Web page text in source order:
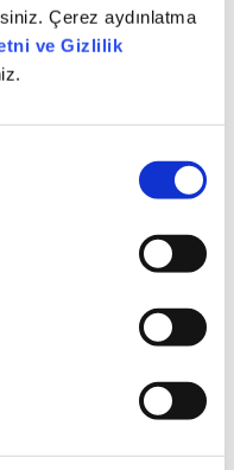
Çerez aydınlatma
ve Gizlilik
LED aydınlatma
dönüşüm
tüketimini azaltırken
güçlendirmeyi ve